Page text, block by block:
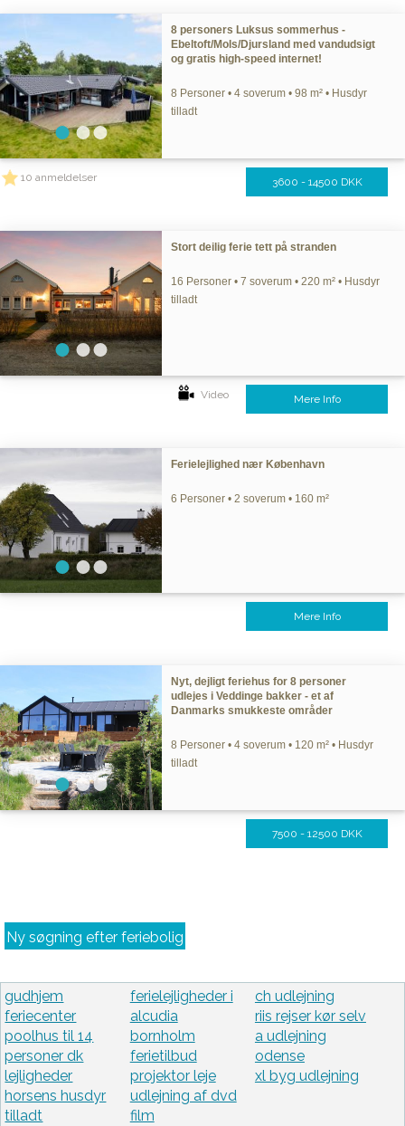
8 personers Luksus sommerhus -
Ebeltoft/Mols/Djursland med vandudsigt
og gratis high-speed internet!
8 Personer • 4 soverum • 98 m² • Husdyr
tilladt
10 anmeldelser 3600 - 14500 DKK
Stort deilig ferie tett på stranden
16 Personer • 7 soverum • 220 m² • Husdyr
tilladt
Video Mere Info
Ferielejlighed nær København
6 Personer • 2 soverum • 160 m²
Mere Info
Nyt, dejligt feriehus for 8 personer
udlejes i Veddinge bakker - et af
Danmarks smukkeste områder
8 Personer • 4 soverum • 120 m² • Husdyr
tilladt
7500 - 12500 DKK
Ny søgning efter feriebolig
gudhjem
feriecenter
poolhus til 14
personer dk
lejligheder
horsens husdyr
tilladt
ferielejligheder i
alcudia
bornholm
ferietilbud
projektor leje
udlejning af dvd
film
ch udlejning
riis rejser kør selv
a udlejning
odense
xl byg udlejning